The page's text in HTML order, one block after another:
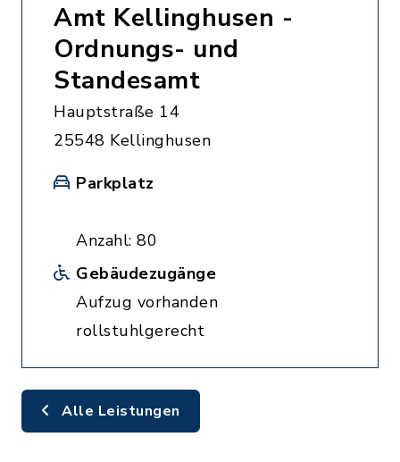
Amt Kellinghusen -
Ordnungs- und
Standesamt
Hauptstraße 14
25548 Kellinghusen
Parkplatz
Anzahl: 80
Gebäudezugänge
Aufzug vorhanden
rollstuhlgerecht
Alle Leistungen